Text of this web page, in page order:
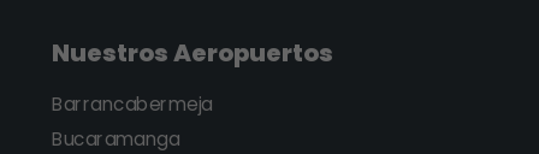
Nuestros Aeropuertos
Barrancabermeja
Bucaramanga